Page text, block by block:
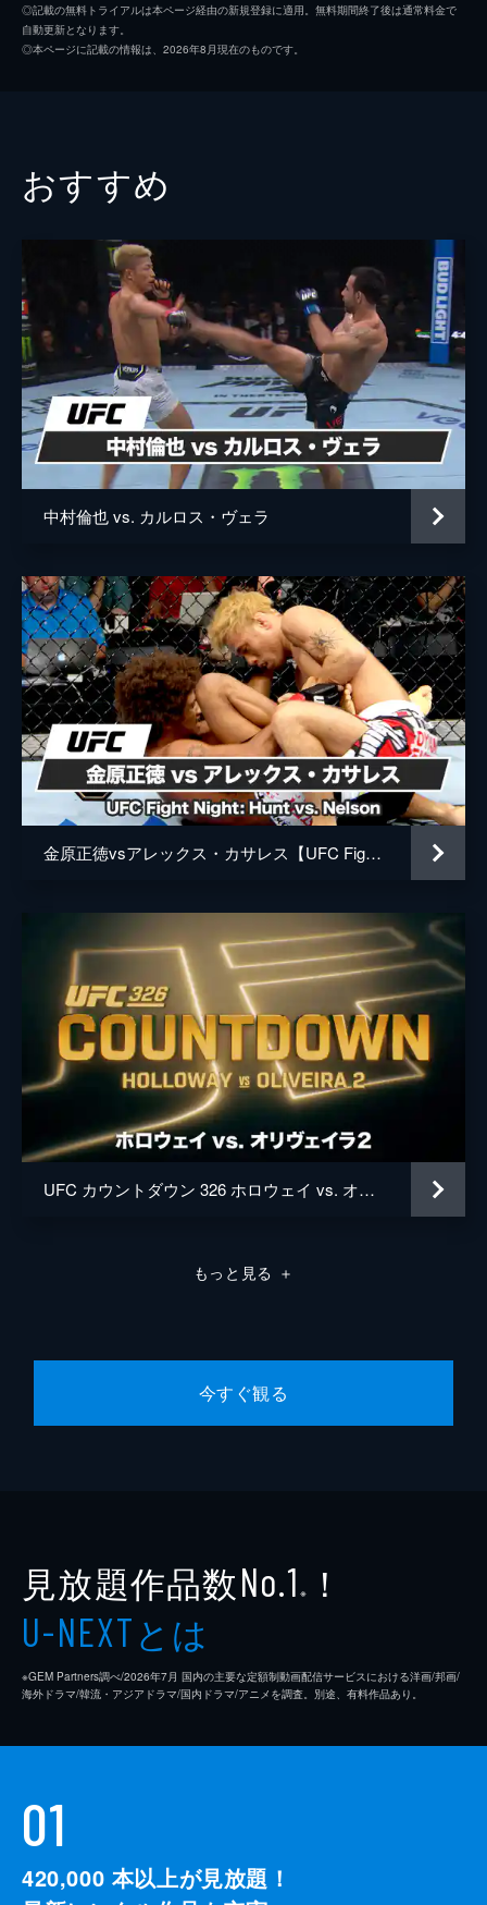
◎記載の無料トライアルは本ページ経由の新規登録に適用。無料期間終了後は通常料金で
自動更新となります。
◎本ページに記載の情報は、2026年8月現在のものです。
おすすめ
中村倫也 vs. カルロス・ヴェラ
金原正徳vsアレックス・カサレス【UFC Fight Night: Hunt vs. Nelson】
UFC カウントダウン 326 ホロウェイ vs. オリヴェイラ2
もっと見る ＋
今すぐ観る
見放題作品数No.1 ※ ！
U-NEXTとは
※GEM Partners調べ/2026年7⽉ 国内の主要な定額制動画配信サービスにおける洋画/邦画/
海外ドラマ/韓流・アジアドラマ/国内ドラマ/アニメを調査。別途、有料作品あり。
01
420,000 本以上が見放題！